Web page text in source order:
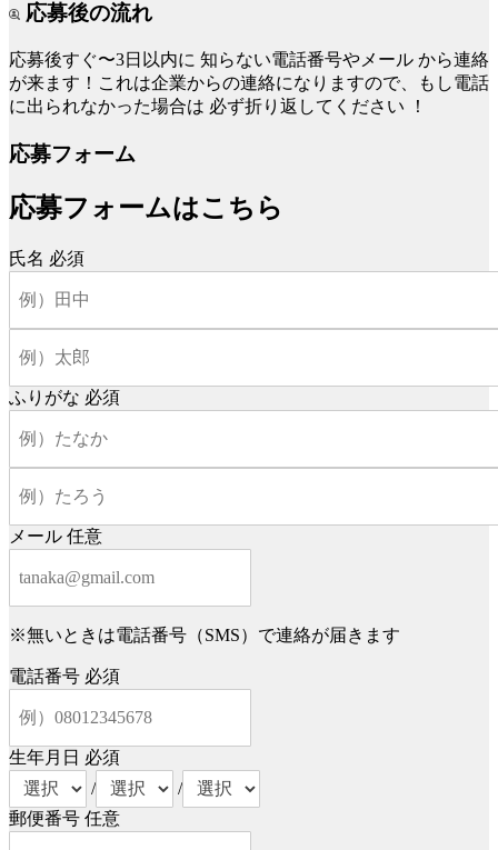
応募後の流れ
応募後すぐ〜3日以内に 知らない電話番号やメール から連絡
が来ます！これは企業からの連絡になりますので、もし電話
に出られなかった場合は 必ず折り返してください ！
応募フォーム
応募フォームはこちら
氏名 必須
ふりがな 必須
メール 任意
※無いときは電話番号（SMS）で連絡が届きます
電話番号 必須
生年月日 必須
/
/
郵便番号 任意